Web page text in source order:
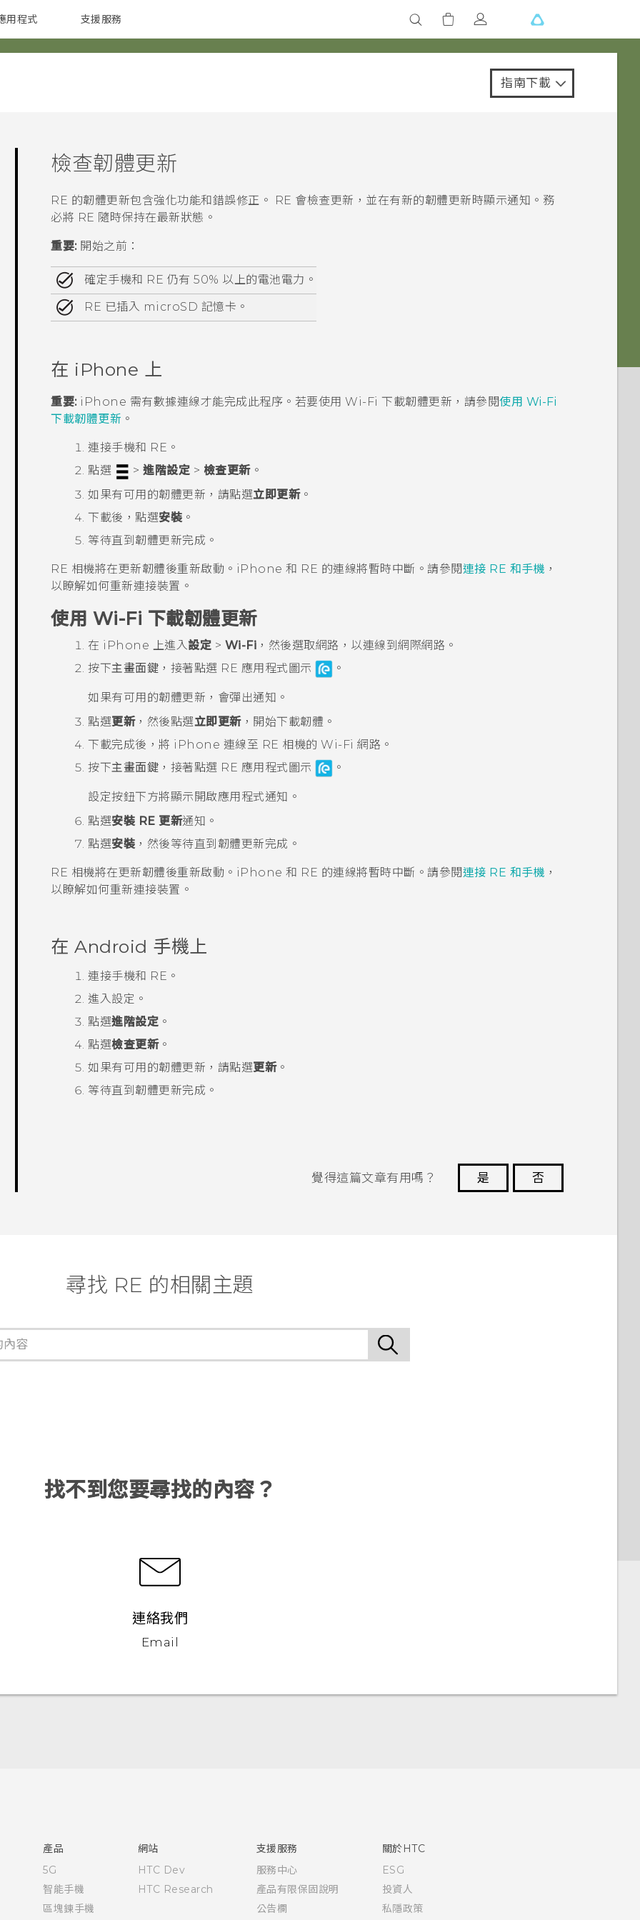
REIGNS 配件
用程式 支援服務
指南下載
檢查韌體更新
RE 的韌體更新包含強化功能和錯誤修正。 RE 會檢查更新，並在有新的韌體更新時顯示通知。務
必將 RE 隨時保持在最新狀態。
重要:開始之前：
確定手機和 RE 仍有 50% 以上的電池電力。
RE 已插入 microSD 記憶卡。
在 iPhone 上
重要: iPhone 需有數據連線才能完成此程序。若要使用Wi-Fi 下載韌體更新，請參閱使用 Wi-Fi
下載韌體更新 。
連接手機和 RE 。
點選
>進階設定 > 檢查更新。
如果有可用的韌體更新，請點選立即更新。
下載後，點選安裝 。
等待直到韌體更新完成。
RE 相機將在更新韌體後重新啟動。 iPhone 和 RE 的連線將暫時中斷。請參閱連接 RE 和手機 ，
以瞭解如何重新連接裝置。
使用 Wi-Fi 下載韌體更新
在 iPhone 上進入設定 > Wi-Fi ，然後選取網路，以連線到網際網路。
按下主畫面鍵 ，接著點選 RE 應用程式圖示 。
如果有可用的韌體更新，會彈出通知。
點選更新，然後點選立即更新，開始下載韌體。
下載完成後，將 iPhone 連線至 RE 相機的Wi-Fi 網路。
按下主畫面鍵 ，接著點選 RE 應用程式圖示 。
設定按鈕下方將顯示開啟應用程式通知。
點選安裝 RE 更新通知。
點選安裝，然後等待直到韌體更新完成。
RE 相機將在更新韌體後重新啟動。 iPhone 和 RE 的連線將暫時中斷。請參閱連接 RE 和手機 ，
以瞭解如何重新連接裝置。
在Android 手機上
連接手機和 RE 。
進入設定。
點選進階設定 。
點選檢查更新。
如果有可用的韌體更新，請點選更新。
等待直到韌體更新完成。
覺得這篇文章有用嗎？ 是
否
尋找 RE 的相關主題
找不到您要尋找的內容？
連絡我們
Email
產品
5G
智能手機
區塊鍊手機
網站
HTC Dev
HTC Research
支援服務
服務中心
產品有限保固說明
公告欄
關於HTC
ESG
投資人
私隱政策